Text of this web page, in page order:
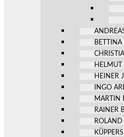
BETTINA
HELMUT
HEINER
INGO
MARTIN
RAINER
ROLAND